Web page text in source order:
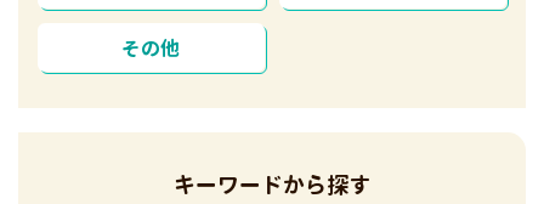
その他
キーワードから探す